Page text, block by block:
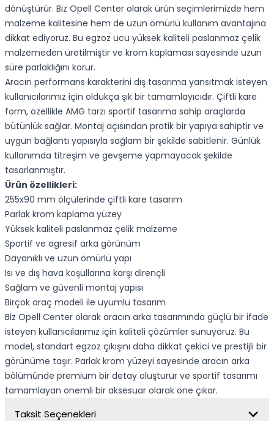
dönüştürür. Biz Opell Center olarak ürün seçimlerimizde hem
malzeme kalitesine hem de uzun ömürlü kullanım avantajına
dikkat ediyoruz. Bu egzoz ucu yüksek kaliteli paslanmaz çelik
malzemeden üretilmiştir ve krom kaplaması sayesinde uzun
süre parlaklığını korur.
Aracın performans karakterini dış tasarıma yansıtmak isteyen
kullanıcılarımız için oldukça şık bir tamamlayıcıdır. Çiftli kare
form, özellikle AMG tarzı sportif tasarıma sahip araçlarda
bütünlük sağlar. Montaj açısından pratik bir yapıya sahiptir ve
uygun bağlantı yapısıyla sağlam bir şekilde sabitlenir. Günlük
kullanımda titreşim ve gevşeme yapmayacak şekilde
tasarlanmıştır.
Ürün özellikleri:
255x90 mm ölçülerinde çiftli kare tasarım
Parlak krom kaplama yüzey
Yüksek kaliteli paslanmaz çelik malzeme
Sportif ve agresif arka görünüm
Dayanıklı ve uzun ömürlü yapı
Isı ve dış hava koşullarına karşı dirençli
Sağlam ve güvenli montaj yapısı
Birçok araç modeli ile uyumlu tasarım
Biz Opell Center olarak aracın arka tasarımında güçlü bir ifade
isteyen kullanıcılarımız için kaliteli çözümler sunuyoruz. Bu
model, standart egzoz çıkışını daha dikkat çekici ve prestijli bir
görünüme taşır. Parlak krom yüzeyi sayesinde aracın arka
bölümünde premium bir detay oluşturur ve sportif tasarımı
tamamlayan önemli bir aksesuar olarak öne çıkar.
Taksit Seçenekleri